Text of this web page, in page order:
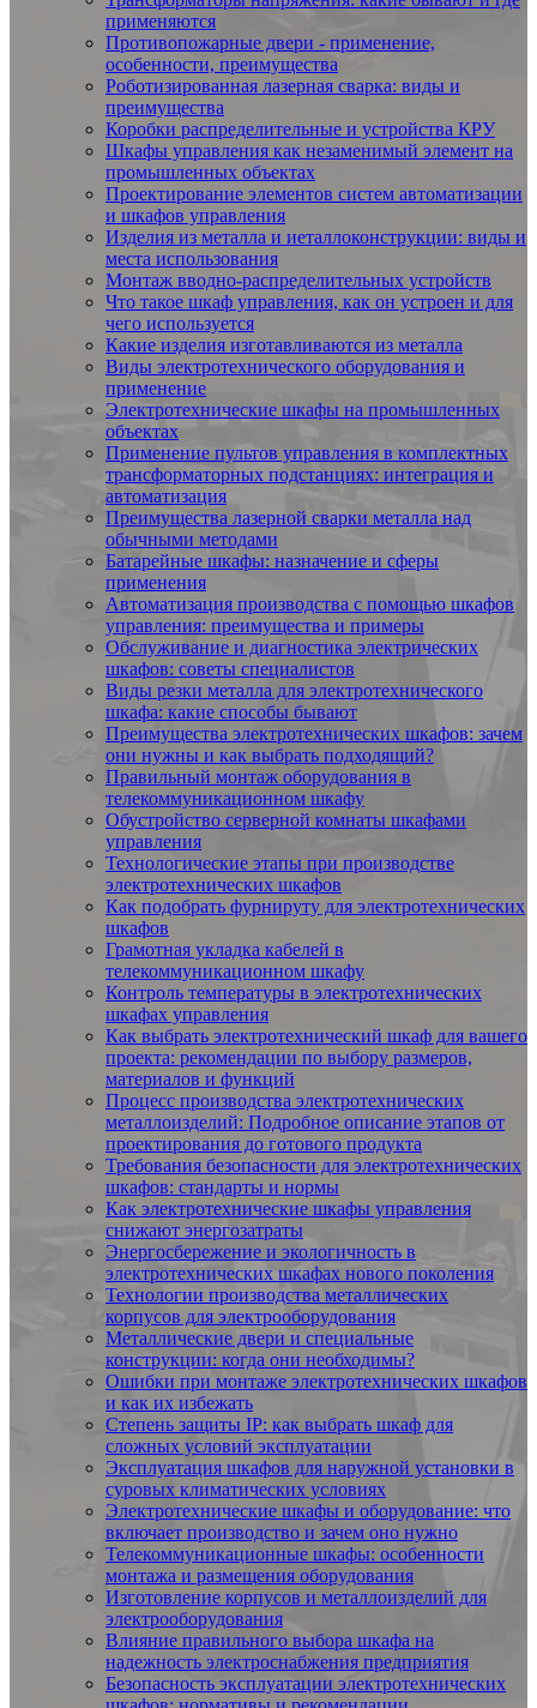
применяются
Противопожарные двери - применение,
особенности, преимущества
Роботизированная лазерная сварка: виды и
преимущества
Коробки распределительные и устройства КРУ
Шкафы управления как незаменимый элемент на
промышленных объектах
Проектирование элементов систем автоматизации
и шкафов управления
Изделия из металла и иеталлоконструкции: виды и
места использования
Монтаж вводно-распределительных устройств
Что такое шкаф управления, как он устроен и для
чего используется
Какие изделия изготавливаются из металла
Виды электротехнического оборудования и
применение
Электротехнические шкафы на промышленных
объектах
Применение пультов управления в комплектных
трансформаторных подстанциях: интеграция и
автоматизация
Преимущества лазерной сварки металла над
обычными методами
Батарейные шкафы: назначение и сферы
применения
Автоматизация производства с помощью шкафов
управления: преимущества и примеры
Обслуживание и диагностика электрических
шкафов: советы специалистов
Виды резки металла для электротехнического
шкафа: какие способы бывают
Преимущества электротехнических шкафов: зачем
они нужны и как выбрать подходящий?
Правильный монтаж оборудования в
телекоммуникационном шкафу
Обустройство серверной комнаты шкафами
управления
Технологические этапы при производстве
электротехнических шкафов
Как подобрать фурнируту для электротехнических
шкафов
Грамотная укладка кабелей в
телекоммуникационном шкафу
Контроль температуры в электротехнических
шкафах управления
Как выбрать электротехнический шкаф для вашего
проекта: рекомендации по выбору размеров,
материалов и функций
Процесс производства электротехнических
металлоизделий: Подробное описание этапов от
проектирования до готового продукта
Требования безопасности для электротехнических
шкафов: стандарты и нормы
Как электротехнические шкафы управления
снижают энергозатраты
Энергосбережение и экологичность в
электротехнических шкафах нового поколения
Технологии производства металлических
корпусов для электрооборудования
Металлические двери и специальные
конструкции: когда они необходимы?
Ошибки при монтаже электротехнических шкафов
и как их избежать
Степень защиты IP: как выбрать шкаф для
сложных условий эксплуатации
Эксплуатация шкафов для наружной установки в
суровых климатических условиях
Электротехнические шкафы и оборудование: что
включает производство и зачем оно нужно
Телекоммуникационные шкафы: особенности
монтажа и размещения оборудования
Изготовление корпусов и металлоизделий для
электрооборудования
Влияние правильного выбора шкафа на
надежность электроснабжения предприятия
Безопасность эксплуатации электротехнических